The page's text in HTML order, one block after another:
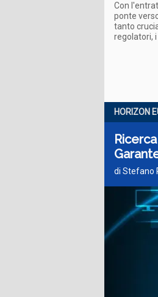
Con
ponte
tanto
regolatori,
HORIZON
di Stefano